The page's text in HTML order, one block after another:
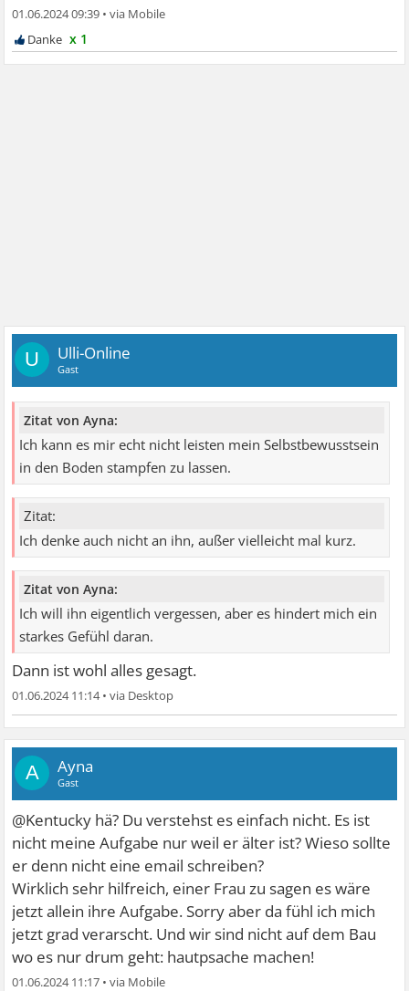
01.06.2024 09:39 •
x 1
U Ulli-Online
Gast
Zitat von Ayna:
Ich kann es mir echt nicht leisten mein Selbstbewusstsein
in den Boden stampfen zu lassen.
Zitat:
Ich denke auch nicht an ihn, außer vielleicht mal kurz.
Zitat von Ayna:
Ich will ihn eigentlich vergessen, aber es hindert mich ein
starkes Gefühl daran.
Dann ist wohl alles gesagt.
01.06.2024 11:14•
A Ayna
Gast
@Kentucky hä? Du verstehst es einfach nicht. Es ist
nicht meine Aufgabe nur weil er älter ist? Wieso sollte
er denn nicht eine email schreiben?
Wirklich sehr hilfreich, einer Frau zu sagen es wäre
jetzt allein ihre Aufgabe. Sorry aber da fühl ich mich
jetzt grad verarscht. Und wir sind nicht auf dem Bau
wo es nur drum geht: hautpsache machen!
01.06.2024 11:17 •